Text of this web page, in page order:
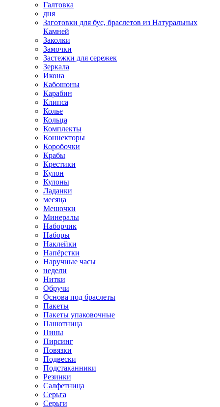
Галтовка
дня
Заготовки для бус, браслетов из Натуральных
Камней
Заколки
Замочки
Застежки для сережек
Зеркала
Икона
Кабошоны
Карабин
Клипса
Колье
Кольца
Комплекты
Коннекторы
Коробочки
Крабы
Крестики
Кулон
Кулоны
Ладанки
месяца
Мешочки
Минералы
Наборчик
Наборы
Наклейки
Напёрстки
Наручные часы
недели
Нитки
Обручи
Основа под браслеты
Пакеты
Пакеты упаковочные
Пашотница
Пины
Пирсинг
Повязки
Подвески
Подстаканники
Резинки
Салфетница
Серьга
Серьги